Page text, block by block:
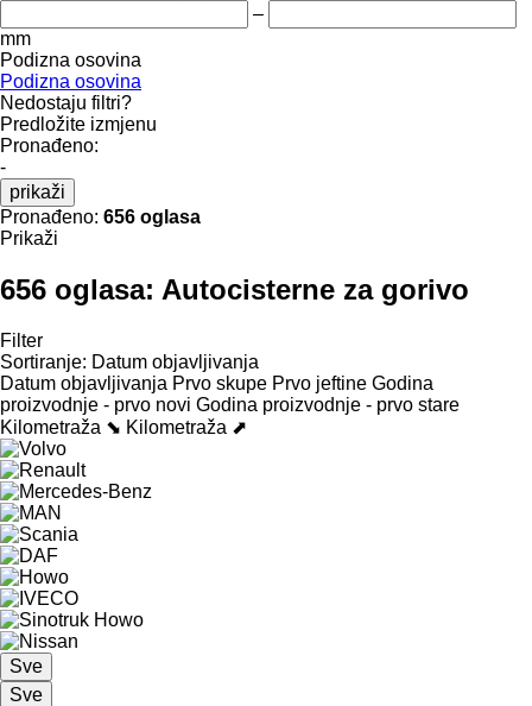
–
mm
Podizna osovina
Podizna osovina
Nedostaju filtri?
Predložite izmjenu
Pronađeno:
-
prikaži
Pronađeno: 656 oglasa
Prikaži
656 oglasa: Autocisterne za gorivo
Filter
Sortiranje: Datum objavljivanja
Datum objavljivanja Prvo skupe Prvo jeftine Godina
proizvodnje - prvo novi Godina proizvodnje - prvo stare
Kilometraža ⬊ Kilometraža ⬈
Sve
Sve